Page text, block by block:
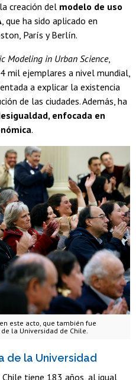
creación del modelo de uso
, que ha sido aplicado en
París y Berlín.
Modeling in Urban Science,
mil ejemplares a nivel mundial,
a explicar la existencia
de las ciudades. Además, ha
enfocada en
.
este acto, que también fue
la Universidad de Chile.
de la Universidad
tiene 183 años, al igual